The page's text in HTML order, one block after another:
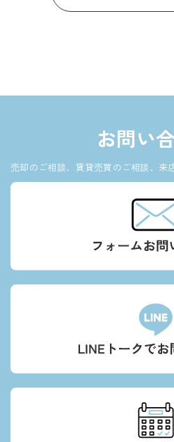
お問い
売却のご相談、賃貸売買のご相談、来